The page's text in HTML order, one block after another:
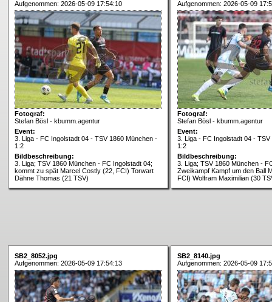
Aufgenommen: 2026-05-09 17:54:10
Fotograf:
Stefan Bösl - kbumm.agentur
Event:
3. Liga - FC Ingolstadt 04 - TSV 1860 München -
1:2
Bildbeschreibung:
3. Liga; TSV 1860 München - FC Ingolstadt 04;
kommt zu spät Marcel Costly (22, FCI) Torwart
Dähne Thomas (21 TSV)
Aufgenommen: 2026-05-09
Fotograf:
Stefan Bösl - kbumm.agentur
Event:
3. Liga - FC Ingolstadt 04 -
1:2
Bildbeschreibung:
3. Liga; TSV 1860 München -
Zweikampf Kampf um den Ball
FCI) Wolfram Maximilian (30
SB2_8052.jpg
Aufgenommen: 2026-05-09 17:54:13
SB2_8140.jpg
Aufgenommen: 2026-05-09